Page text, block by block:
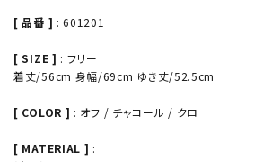
[ 品番 ] : 601201
[ SIZE ] : フリー
着丈/56cm 身幅/69cm ゆき丈/52.5cm
[ COLOR ] : オフ / チャコール / クロ
[ MATERIAL ] :